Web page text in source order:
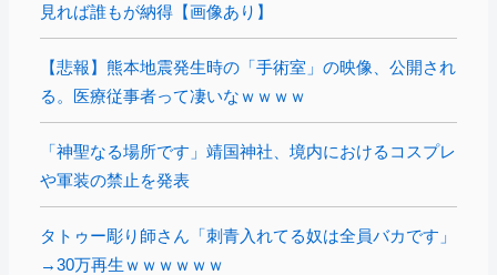
見れば誰もが納得【画像あり】
【悲報】熊本地震発生時の「手術室」の映像、公開され
る。医療従事者って凄いなｗｗｗｗ
「神聖なる場所です」靖国神社、境内におけるコスプレ
や軍装の禁止を発表
タトゥー彫り師さん「刺青入れてる奴は全員バカです」
→30万再生ｗｗｗｗｗｗ